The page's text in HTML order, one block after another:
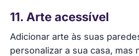
11. Arte acessível
Adicionar arte às suas
personalizar a sua casa, mas